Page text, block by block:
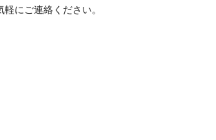
にご連絡ください。